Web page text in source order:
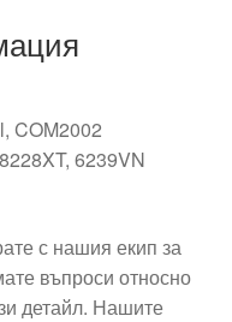
COM2002
6239VN
с нашия екип за
въпроси относно
детайл. Нашите